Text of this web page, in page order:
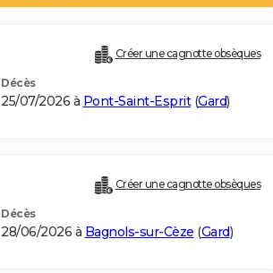
Créer une cagnotte obsèques
Décès
25/07/2026 à Pont-Saint-Esprit(Gard)
Créer une cagnotte obsèques
Décès
28/06/2026 à Bagnols-sur-Cèze (Gard)